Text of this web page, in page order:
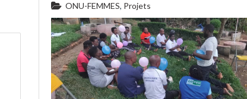
ONU-FEMMES, Projets